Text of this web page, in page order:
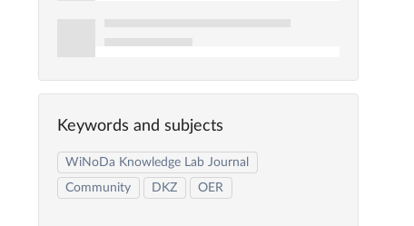
Keywords and subjects
WiNoDa Knowledge Lab Journal
Community
DKZ OER